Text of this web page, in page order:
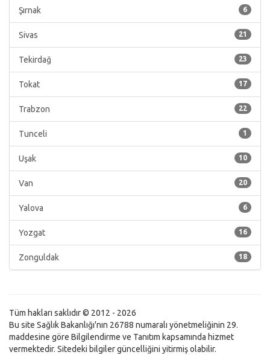
6
Şırnak
21
Sivas
23
Tekirdağ
17
Tokat
22
Trabzon
1
Tunceli
10
Uşak
20
Van
6
Yalova
16
Yozgat
18
Zonguldak
Tüm hakları saklıdır © 2012 - 2026
Bu site Sağlık Bakanlığı'nın 26788 numaralı yönetmeliğinin 29.
maddesine göre Bilgilendirme ve Tanıtım kapsamında hizmet
vermektedir. Sitedeki bilgiler güncelliğini yitirmiş olabilir.